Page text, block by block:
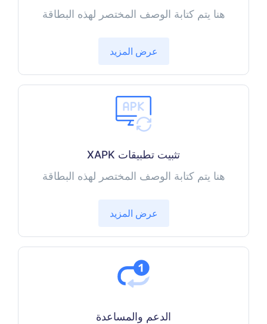
هنا يتم كتابة الوصف المختصر لهذه البطاقة
عرض المزيد
تثبيت تطبيقات XAPK
هنا يتم كتابة الوصف المختصر لهذه البطاقة
عرض المزيد
الدعم والمساعدة